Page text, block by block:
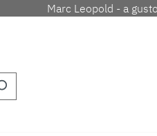
Marc Leopold - a